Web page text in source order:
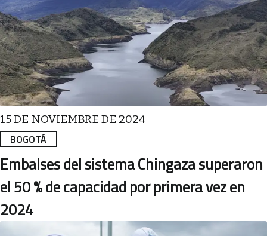
BOGOTÁ
15 DE NOVIEMBRE DE 2024
Embalses del sistema Chingaza superaron
el 50 % de capacidad por primera vez en
2024